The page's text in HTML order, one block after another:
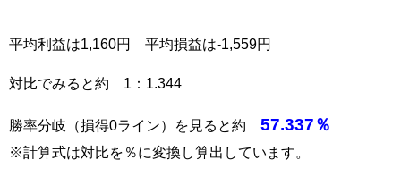
平均利益は1,160円 平均損益は-1,559円
対比でみると約 1：1.344
勝率分岐（損得0ライン）を見ると約 57.337％
※計算式は対比を％に変換し算出しています。